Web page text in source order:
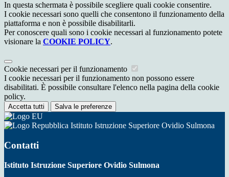
In questa schermata è possibile scegliere quali cookie consentire.
I cookie necessari sono quelli che consentono il funzionamento della
piattaforma e non è possibile disabilitarli.
Per conoscere quali sono i cookie necessari al funzionamento potete
visionare la COOKIE POLICY.
Cookie necessari per il funzionamento
I cookie necessari per il funzionamento non possono essere
disabilitati. È possibile consultare l'elenco nella pagina della cookie
policy.
Accetta tutti Salva le preferenze
Istituto Istruzione Superiore Ovidio Sulmona
Contatti
Istituto Istruzione Superiore Ovidio Sulmona